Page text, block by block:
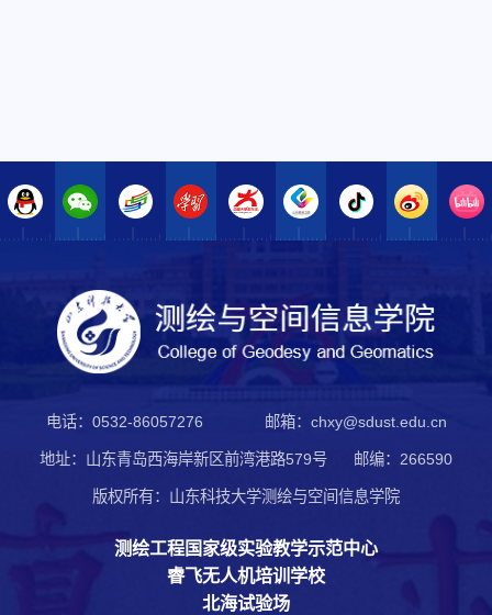
第 2 页
电话：0532-86057276 邮箱：chxy@sdust.edu.cn
地址：山东青岛西海岸新区前湾港路579号 邮编：266590
版权所有：山东科技大学测绘与空间信息学院
测绘工程国家级实验教学示范中心
睿飞无人机培训学校
北海试验场